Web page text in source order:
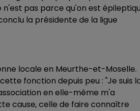
pas parce qu'on est
la présidente de la ligue
locale en Meurthe-et-Moselle.
fonction depuis peu : "Je suis
en elle-même m'a
cause, celle de faire connaître